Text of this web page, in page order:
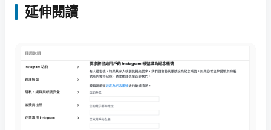
延伸閱讀